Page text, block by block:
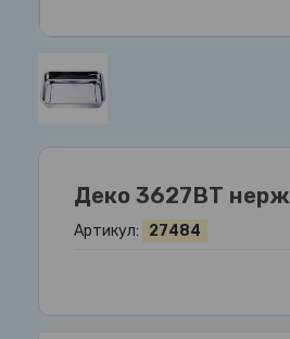
Деко 3627ВТ нерж
Артикул: 27484